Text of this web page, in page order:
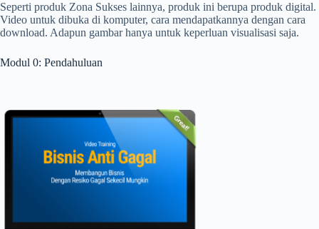
Seperti produk Zona Sukses lainnya, produk ini berupa produk digital.
Video untuk dibuka di komputer, cara mendapatkannya dengan cara
download. Adapun gambar hanya untuk keperluan visualisasi saja.
Modul 0: Pendahuluan